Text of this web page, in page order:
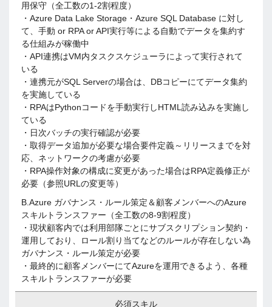
用保守（全工数の1-2割程度）
・Azure Data Lake Storage・Azure SQL Database に対し
て、手動 or RPA or API実行等による自動でデータを集約す
る仕組みが稼働中
・API連携はVM内タスクスケジューラによって実行されて
いる
・連携元がSQL Serverの場合は、DBコピーにてデータ集約
を実施している
・RPAはPythonコードを手動実行しHTML読み込みを実施し
ている
・日次バッチの実行確認が必要
・取得データ追加が必要な場合要件定義～リリースまでを対
応、ネットワークの考慮が必要
・RPA操作対象の構成に変更があった場合はRPA定義修正が
必要（参照URLの変更等）
B.Azure ガバナンス・ルール策定＆顧客メンバーへのAzure
スキルトランスファー（全工数の8-9割程度）
・現状顧客内では利用部隊ごとにサブスクリプション契約・
運用しており、ロール割り当てなどのルールが存在しない為
ガバナンス・ルール策定が必要
・最終的に顧客メンバーにてAzureを運用できるよう、各種
スキルトランスファーが必要
必須スキル